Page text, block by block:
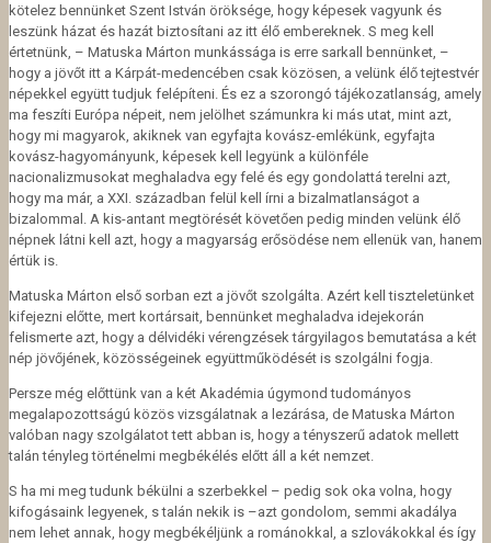
kötelez bennünket Szent István öröksége, hogy képesek vagyunk és
leszünk házat és hazát biztosítani az itt élő embereknek. S meg kell
értetnünk, – Matuska Márton munkássága is erre sarkall bennünket, –
hogy a jövőt itt a Kárpát-medencében csak közösen, a velünk élő tejtestvér
népekkel együtt tudjuk felépíteni. És ez a szorongó tájékozatlanság, amely
ma feszíti Európa népeit, nem jelölhet számunkra ki más utat, mint azt,
hogy mi magyarok, akiknek van egyfajta kovász-emlékünk, egyfajta
kovász-hagyományunk, képesek kell legyünk a különféle
nacionalizmusokat meghaladva egy felé és egy gondolattá terelni azt,
hogy ma már, a XXI. században felül kell írni a bizalmatlanságot a
bizalommal. A kis-antant megtörését követően pedig minden velünk élő
népnek látni kell azt, hogy a magyarság erősödése nem ellenük van, hanem
értük is.
Matuska Márton első sorban ezt a jövőt szolgálta. Azért kell tiszteletünket
kifejezni előtte, mert kortársait, bennünket meghaladva idejekorán
felismerte azt, hogy a délvidéki vérengzések tárgyilagos bemutatása a két
nép jövőjének, közösségeinek együttműködését is szolgálni fogja.
Persze még előttünk van a két Akadémia úgymond tudományos
megalapozottságú közös vizsgálatnak a lezárása, de Matuska Márton
valóban nagy szolgálatot tett abban is, hogy a tényszerű adatok mellett
talán tényleg történelmi megbékélés előtt áll a két nemzet.
S ha mi meg tudunk békülni a szerbekkel – pedig sok oka volna, hogy
kifogásaink legyenek, s talán nekik is –azt gondolom, semmi akadálya
nem lehet annak, hogy megbékéljünk a románokkal, a szlovákokkal és így